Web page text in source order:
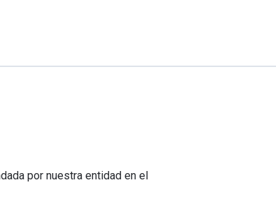
por nuestra entidad en el